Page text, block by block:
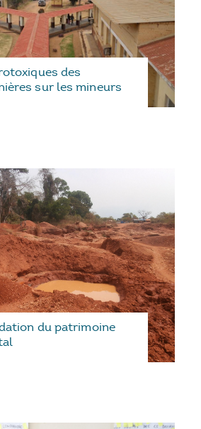
des
sur les mineurs
du patrimoine